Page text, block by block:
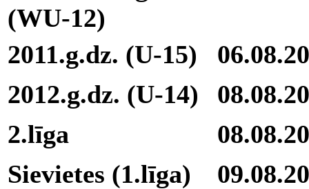
(WU-12)
2011.g.dz. (U-15)
2012.g.dz. (U-14)
2.līga
Sievietes (1.līga)